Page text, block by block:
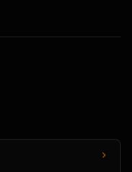
No (any plan)
No (any plan)